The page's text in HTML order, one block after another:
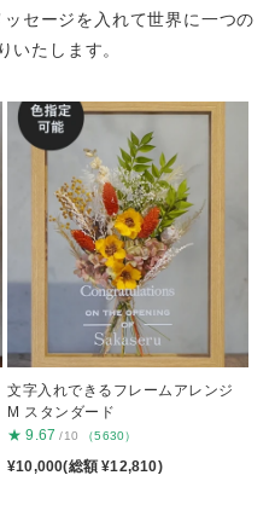
セージを入れて世界に一つの
いたします。
文字入れできるフレームアレンジ
M スタンダード
★ 9.67 /10 （5630）
¥10,000(総額 ¥12,810)